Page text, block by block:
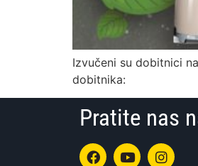
Izvučeni su dobitnici
dobitnika:
Pratite nas